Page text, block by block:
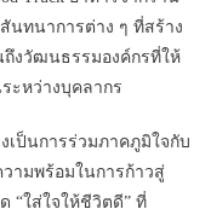
นทนาการต่าง ๆ ที่สร้าง
งวัฒนธรรมองค์กรที่ให้
ะหว่างบุคลากร
เป็นการร่วมภาคภูมิใจกับ
ามพร้อมในการก้าวสู่
“ใส่ใจให้ชีวิตดี” ที่